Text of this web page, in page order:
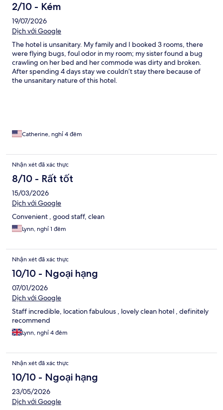
2/10 - Kém
19/07/2026
Dịch với Google
The hotel is unsanitary. My family and I booked 3 rooms, there
were flying bugs, foul odor in my room; my sister found a bug
crawling on her bed and her commode was dirty and broken.
After spending 4 days stay we couldn’t stay there because of
the unsanitary nature of this hotel.
Catherine, nghỉ 4 đêm
Nhận xét đã xác thực
8/10 - Rất tốt
15/03/2026
Dịch với Google
Convenient , good staff, clean
Lynn, nghỉ 1 đêm
Nhận xét đã xác thực
10/10 - Ngoại hạng
07/01/2026
Dịch với Google
Staff incredible, location fabulous , lovely clean hotel , definitely
recommend
Lynn, nghỉ 4 đêm
Nhận xét đã xác thực
10/10 - Ngoại hạng
23/05/2026
Dịch với Google